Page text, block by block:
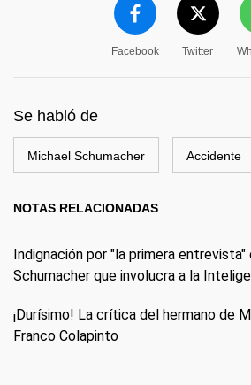
Facebook Twitter
Se habló de
Michael Schumacher Accidente
NOTAS RELACIONADAS
Indignación por "la primera entrevista"
Schumacher que involucra a la
¡Durísimo! La crítica del hermano de
Franco Colapinto